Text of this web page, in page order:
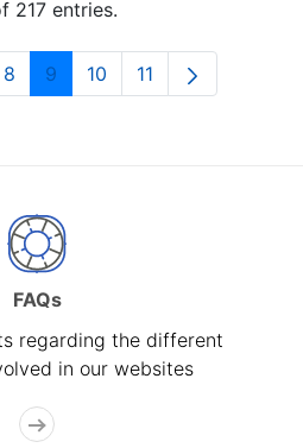
217 entries.
Pages Use TAB to
Page
8 Page
9 Page
10 Page
11
FAQs
regarding the different
in our websites